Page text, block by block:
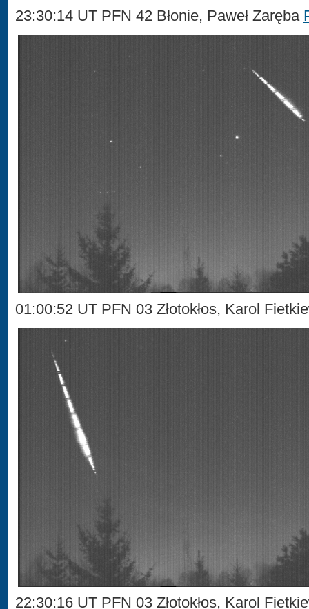
23:30:14 UT PFN 42 Błonie, Paweł Zaręba
01:00:52 UT PFN 03 Złotokłos, Karol
22:30:16 UT PFN 03 Złotokłos, Karol